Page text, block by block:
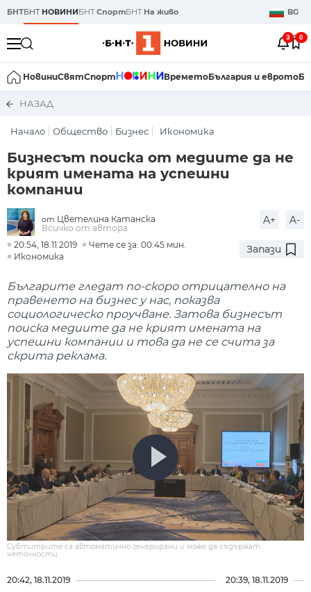
БНТБНТ НОВИНИБНТСпортБНТ На живо BG
3 0
НовиниСвятСпорт ВреметоБългария и еврото
НАЗАД
Начало Общество Бизнес Икономика
Бизнесът поиска от медиите да не
крият имената на успешни
компании
от Цветелина Катанска
Всичко от автора
A+ A-
20:54, 18.11.2019
Чете се за: 00:45 мин.
Икономика
Запази
Българите гледат по-скоро отрицателно на
правенето на бизнес у нас, показва
социологическо проучване. Затова бизнесът
поиска медиите да не крият имената на
успешни компании и това да не се счита за
скрита реклама.
Субтитрите са автоматично генерирани и може да съдържат
неточности.
20:42, 18.11.2019 20:39, 18.11.2019